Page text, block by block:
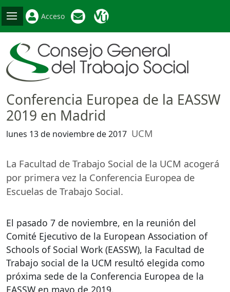
Acceso
Conferencia Europea de la EASSW
2019 en Madrid
lunes 13 de noviembre de 2017 UCM
La Facultad de Trabajo Social de la UCM acogerá
por primera vez la Conferencia Europea de
Escuelas de Trabajo Social.
El pasado 7 de noviembre, en la reunión del
Comité Ejecutivo de la European Association of
Schools of Social Work (EASSW), la Facultad de
Trabajo social de la UCM resultó elegida como
próxima sede de la Conferencia Europea de la